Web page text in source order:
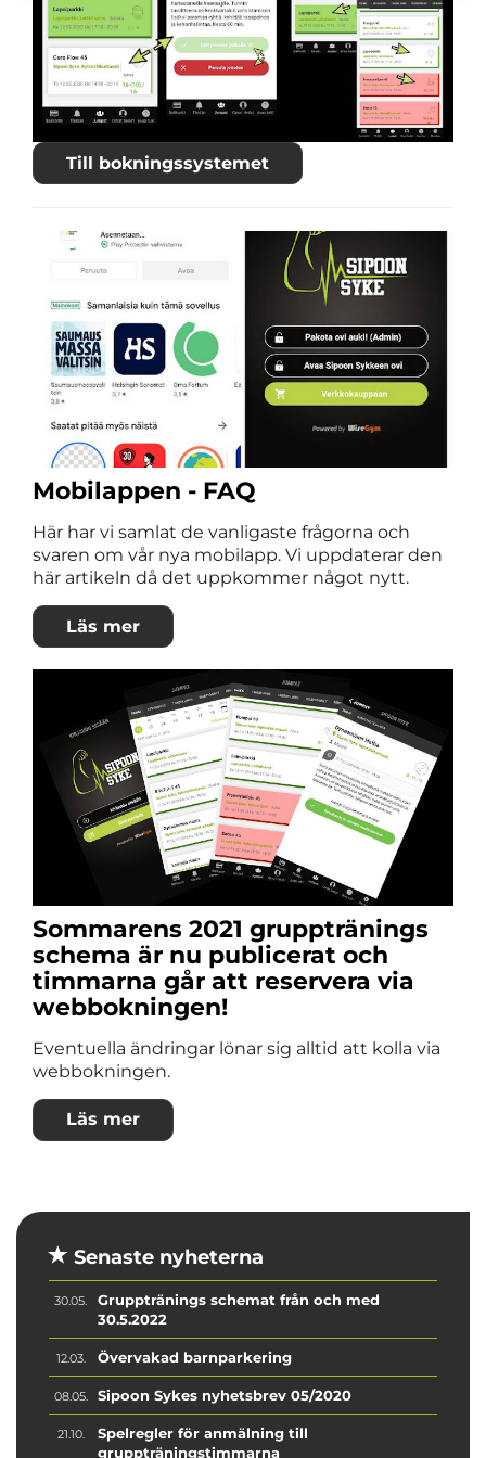
Till bokningssystemet
Mobilappen - FAQ
Här har vi samlat de vanligaste frågorna och
svaren om vår nya mobilapp. Vi uppdaterar den
här artikeln då det uppkommer något nytt.
Läs mer
Sommarens 2021 grupptränings
schema är nu publicerat och
timmarna går att reservera via
webbokningen!
Eventuella ändringar lönar sig alltid att kolla via
webbokningen.
Läs mer
Senaste nyheterna
30.05.
Grupptränings schemat från och med
30.5.2022
12.03. Övervakad barnparkering
08.05. Sipoon Sykes nyhetsbrev 05/2020
21.10.
Spelregler för anmälning till
gruppträningstimmarna